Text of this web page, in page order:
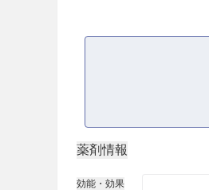
薬剤情報
効能・効果